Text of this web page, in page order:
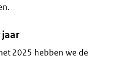
2025 hebben we de